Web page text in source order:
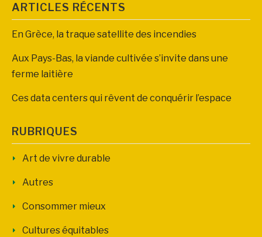
ARTICLES RÉCENTS
En Grèce, la traque satellite des incendies
Aux Pays-Bas, la viande cultivée s’invite dans une
ferme laitière
Ces data centers qui rêvent de conquérir l’espace
RUBRIQUES
Art de vivre durable
Autres
Consommer mieux
Cultures équitables